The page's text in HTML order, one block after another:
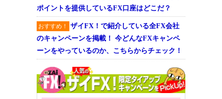
ポイントを提供しているFX口座はどこだ？
おすすめ！
ザイFX！で紹介している全FX会社
のキャンペーンを掲載！ 今どんなFXキャンペ
ーンをやっているのか、こちらからチェック！